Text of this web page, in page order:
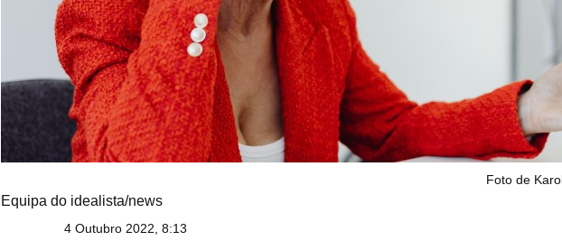
Foto de
Equipa do idealista/news
4 Outubro 2022, 8:13